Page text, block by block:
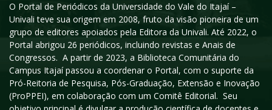
O Portal de Periódicos da Universidade do Vale do Itajaí –
Univali teve sua origem em 2008, fruto da visão pioneira de um
grupo de editores apoiados pela Editora da Univali. Até 2022, o
Portal abrigou 26 periódicos, incluindo revistas e Anais de
Congressos. A partir de 2023, a Biblioteca Comunitária do
Campus Itajaí passou a coordenar o Portal, com o suporte da
Pró-Reitoria de Pesquisa, Pós-Graduação, Extensão e Inovação
(ProPPEI), em colaboração com um Comitê Editorial. Seu